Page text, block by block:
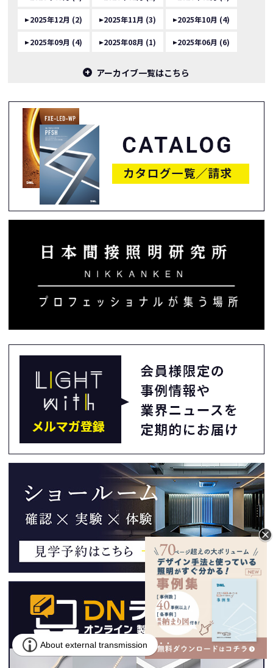
2025年12月 (2) 2025年11月 (3) 2025年10月 (4)
2025年09月 (4) 2025年08月 (1) 2025年06月 (6)
アーカイブ一覧はこちら